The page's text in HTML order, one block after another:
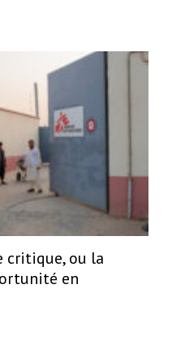
critique, ou la
en